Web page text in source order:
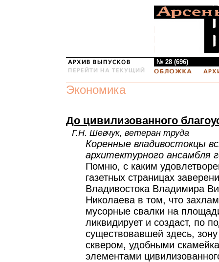
№ 28 (696)
Экономика
До цивилизованного
Г.Н. Шевчук, ветеран труда
Коренные владивостокцы
архитектурного ансамбля
Помню, с каким
газетных страницах
Владивостока Владимира
Николаева в том, что
мусорные свалки на
ликвидирует и создаст, по
существовавшей здесь,
сквером, удобными
элементами